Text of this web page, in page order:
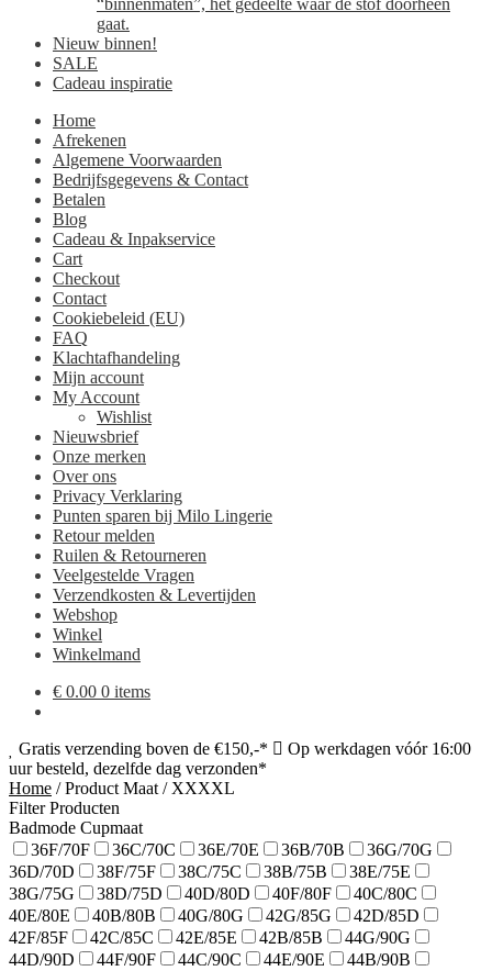
“binnenmaten”, het gedeelte waar de stof doorheen
gaat.
Nieuw binnen!
SALE
Cadeau inspiratie
Home
Afrekenen
Algemene Voorwaarden
Bedrijfsgegevens & Contact
Betalen
Blog
Cadeau & Inpakservice
Cart
Checkout
Contact
Cookiebeleid (EU)
FAQ
Klachtafhandeling
Mijn account
My Account
Wishlist
Nieuwsbrief
Onze merken
Over ons
Privacy Verklaring
Punten sparen bij Milo Lingerie
Retour melden
Ruilen & Retourneren
Veelgestelde Vragen
Verzendkosten & Levertijden
Webshop
Winkel
Winkelmand
€ 0.00 0 items
Gratis verzending boven de €150,-*
Op werkdagen vóór 16:00
uur besteld, dezelfde dag verzonden*
Home /Product Maat / XXXXL
Filter Producten
Badmode Cupmaat
36F/70F
36C/70C 36E/70E 36B/70B
36G/70G
36D/70D
38F/75F 38C/75C 38B/75B
38E/75E
38G/75G
38D/75D 40D/80D 40F/80F
40C/80C
40E/80E
40B/80B 40G/80G 42G/85G
42D/85D
42F/85F
42C/85C 42E/85E 42B/85B
44G/90G
44D/90D
44F/90F 44C/90C 44E/90E
44B/90B